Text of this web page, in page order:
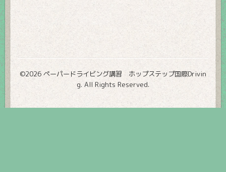
©2026 ペーパードライビング講習 ホップステップ国際Drivin
g. All Rights Reserved.